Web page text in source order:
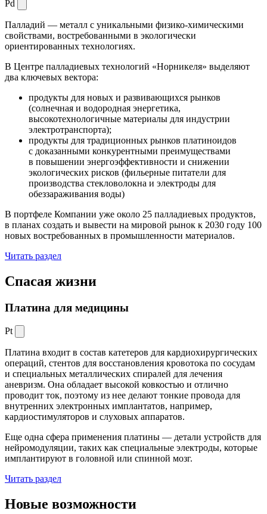
Pd
Палладий — металл с уникальными физико-химическими
свойствами, востребованными в экологически
ориентированных технологиях.
В Центре палладиевых технологий «Норникеля» выделяют
два ключевых вектора:
продукты для новых и развивающихся рынков
(солнечная и водородная энергетика,
высокотехнологичные материалы для индустрии
электротранспорта);
продукты для традиционных рынков платиноидов
с доказанными конкурентными преимуществами
в повышении энергоэффективности и снижении
экологических рисков (фильерные питатели для
производства стекловолокна и электроды для
обеззараживания воды)
В портфеле Компании уже около 25 палладиевых продуктов,
в планах создать и вывести на мировой рынок к 2030 году 100
новых востребованных в промышленности материалов.
Читать раздел
Спасая жизни
Платина для медицины
Pt
Платина входит в состав катетеров для кардиохирургических
операций, стентов для восстановления кровотока по сосудам
и специальных металлических спиралей для лечения
аневризм. Она обладает высокой ковкостью и отлично
проводит ток, поэтому из нее делают тонкие провода для
внутренних электронных имплантатов, например,
кардиостимуляторов и слуховых аппаратов.
Еще одна сфера применения платины — детали устройств для
нейромодуляции, таких как специальные электроды, которые
имплантируют в головной или спинной мозг.
Читать раздел
Новые возможности